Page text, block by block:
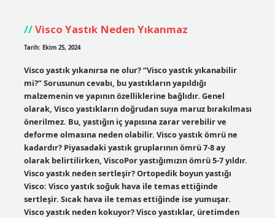
Visco Yastık Neden Yıkanmaz
Tarih: Ekim 25, 2024
Visco yastık yıkanırsa ne olur? “Visco yastık yıkanabilir
mi?” Sorusunun cevabı, bu yastıkların yapıldığı
malzemenin ve yapının özelliklerine bağlıdır. Genel
olarak, Visco yastıkların doğrudan suya maruz bırakılması
önerilmez. Bu, yastığın iç yapısına zarar verebilir ve
deforme olmasına neden olabilir. Visco yastık ömrü ne
kadardır? Piyasadaki yastık gruplarının ömrü 7-8 ay
olarak belirtilirken, ViscoPor yastığımızın ömrü 5-7 yıldır.
Visco yastık neden sertleşir? Ortopedik boyun yastığı
Visco: Visco yastık soğuk hava ile temas ettiğinde
sertleşir. Sıcak hava ile temas ettiğinde ise yumuşar.
Visco yastık neden kokuyor? Visco yastıklar, üretimden